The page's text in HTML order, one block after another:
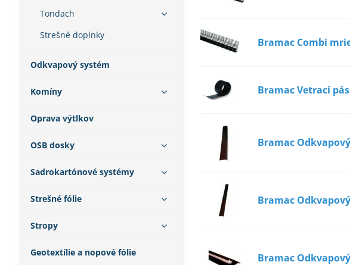
Bramac Combi
Bramac Vetrací
Bramac
Bramac
Bramac
Tondach
Strešné doplnky
Odkvapový systém
Komíny
Oprava výtlkov
OSB dosky
Sadrokartónové systémy
Strešné fólie
Stropy
Geotextílie a nopové fólie